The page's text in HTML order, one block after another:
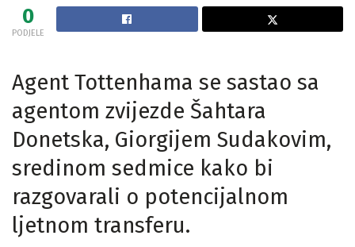
0
PODJELE
Agent Tottenhama se sastao sa
agentom zvijezde Šahtara
Donetska, Giorgijem Sudakovim,
sredinom sedmice kako bi
razgovarali o potencijalnom
ljetnom transferu.